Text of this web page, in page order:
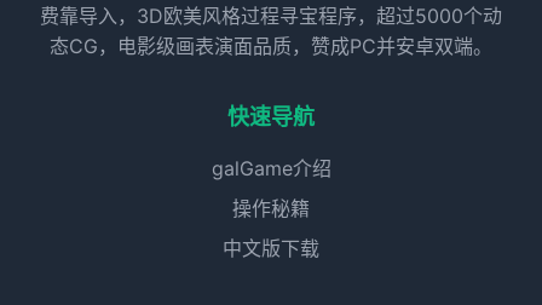
费靠导入，3D欧美风格过程寻宝程序，超过5000个动
态CG，电影级画表演面品质，赞成PC并安卓双端。
快速导航
galGame介绍
操作秘籍
中文版下载